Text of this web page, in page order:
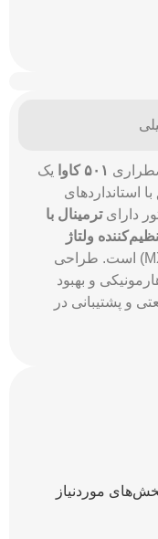
۵۰۱ کاوا
یک
استانداردهای
دارایترمینال با
ولتاژ
(قابل ارتقا به MX341 و MX321) است. طراحی
و بهبود
و پشتیبانی در
موردنیاز